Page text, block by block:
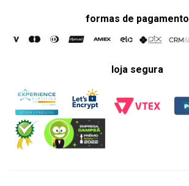
formas de pagamento
loja segura